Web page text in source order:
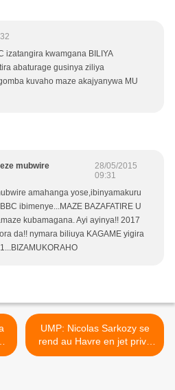
izatangira kwamgana BILIYA
abaturage gusinya ziliya
kuvaho maze akajyanywa MU
mubwire
28/05/2015
09:31
amahanga yose,ibinyamakuru
ibimenye...MAZE BAZAFATIRE U
kubamagana. Ayi ayinya!! 2017
da!! nymara biliuya KAGAME yigira
UMP: Nicolas Sarkozy se
rend au Havre en jet privé
pour 3.200 euros >